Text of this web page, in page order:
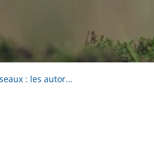
: les autor...